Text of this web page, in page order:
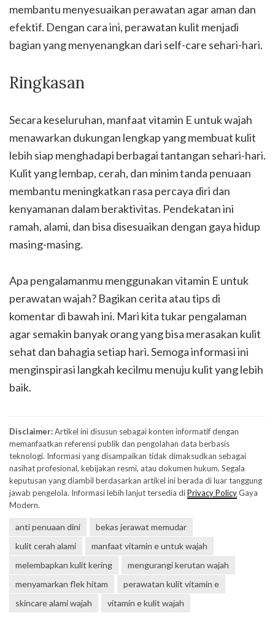
membantu menyesuaikan perawatan agar aman dan
efektif. Dengan cara ini, perawatan kulit menjadi
bagian yang menyenangkan dari self-care sehari-hari.
Ringkasan
Secara keseluruhan, manfaat vitamin E untuk wajah
menawarkan dukungan lengkap yang membuat kulit
lebih siap menghadapi berbagai tantangan sehari-hari.
Kulit yang lembap, cerah, dan minim tanda penuaan
membantu meningkatkan rasa percaya diri dan
kenyamanan dalam beraktivitas. Pendekatan ini
ramah, alami, dan bisa disesuaikan dengan gaya hidup
masing-masing.
Apa pengalamanmu menggunakan vitamin E untuk
perawatan wajah? Bagikan cerita atau tips di
komentar di bawah ini. Mari kita tukar pengalaman
agar semakin banyak orang yang bisa merasakan kulit
sehat dan bahagia setiap hari. Semoga informasi ini
menginspirasi langkah kecilmu menuju kulit yang lebih
baik.
Disclaimer:Artikel ini disusun sebagai konten informatif dengan
memanfaatkan referensi publik dan pengolahan data berbasis
teknologi. Informasi yang disampaikan tidak dimaksudkan sebagai
nasihat profesional, kebijakan resmi, atau dokumen hukum. Segala
keputusan yang diambil berdasarkan artikel ini berada di luar tanggung
jawab pengelola. Informasi lebih lanjut tersedia diPrivacy PolicyGaya
Modern.
anti penuaan dini
bekas jerawat memudar
kulit cerah alami
manfaat vitamin e untuk wajah
melembapkan kulit kering
mengurangi kerutan wajah
menyamarkan flek hitam
perawatan kulit vitamin e
skincare alami wajah
vitamin e kulit wajah